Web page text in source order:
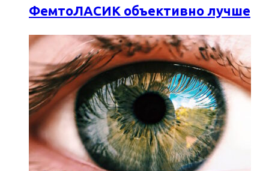
ФемтоЛАСИК объективно лучше